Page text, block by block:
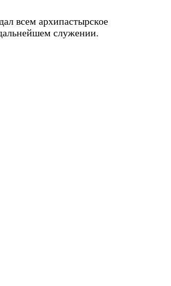
всем архипастырское
служении.